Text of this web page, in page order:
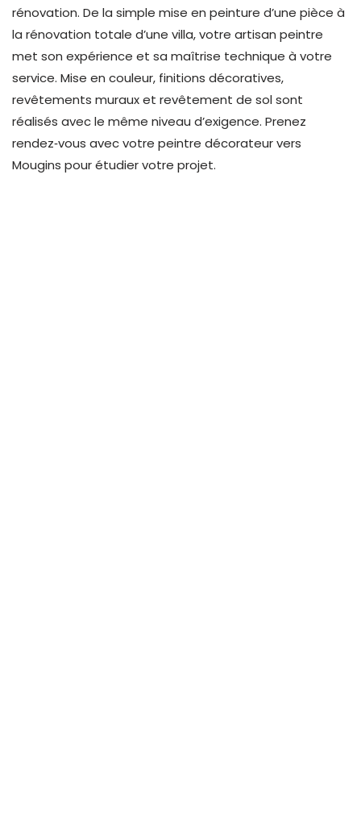
rénovation. De la simple mise en peinture d’une pièce à
la rénovation totale d’une villa, votre artisan peintre
met son expérience et sa maîtrise technique à votre
service. Mise en couleur, finitions décoratives,
revêtements muraux et revêtement de sol sont
réalisés avec le même niveau d’exigence. Prenez
rendez‑vous avec votre peintre décorateur vers
Mougins pour étudier votre projet.